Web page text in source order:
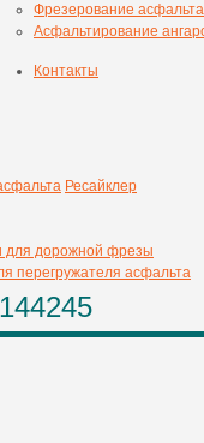
Фрезерование асфальта
Асфальтирование
Контакты
Ресайклер